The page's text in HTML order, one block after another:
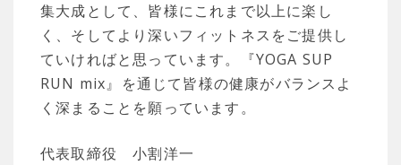
集大成として、皆様にこれまで以上に楽し
く、そしてより深いフィットネスをご提供し
ていければと思っています。『YOGA SUP
RUN mix』を通じて皆様の健康がバランスよ
く深まることを願っています。
代表取締役 小割洋一